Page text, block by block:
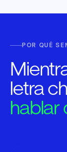
POR QUÉ
letra
hablar